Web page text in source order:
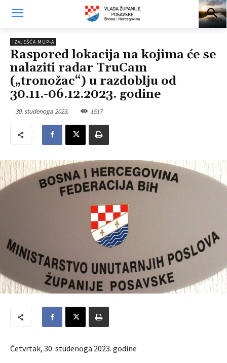
IZVJEŠĆA MUP-A
Raspored lokacija na kojima će se
nalaziti radar TruCam
(„tronožac“) u razdoblju od
30.11.-06.12.2023. godine
30. studenoga 2023. 1517
Četvrtak, 30. studenoga 2023. godine